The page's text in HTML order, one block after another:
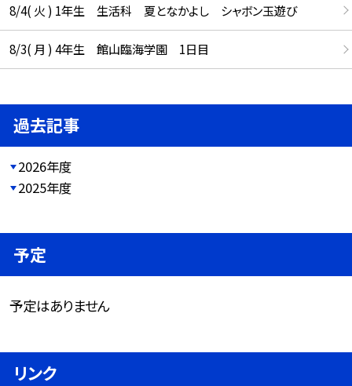
8/4( 火 ) 1年生 生活科 夏となかよし シャボン玉遊び
8/3( 月 ) 4年生 館山臨海学園 1日目
過去記事
2026年度
2025年度
予定
予定はありません
リンク